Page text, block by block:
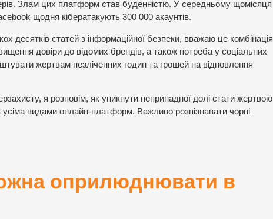
Злам цих платформ став буденністю. У середньому щомісяця
щодня кібератакують 300 000 акаунтів.
десятків статей з інформаційної безпеки, вважаю це комбінація
довіри до відомих брендів, а також потреба у соціальних
жертвам незліченних годин та грошей на відновлення
я розповім, як уникнути непринадної долі стати жертвою
усіма видами онлайн-платформ. Важливо розпізнавати чорні
оприлюднювати в